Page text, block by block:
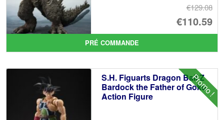
€129.08
Le
€110.59
Le
PRÉ COMMANDE
Promo !
S.H. Figuarts Dragon Ball Z
Bardock the Father of Goku
Action Figure